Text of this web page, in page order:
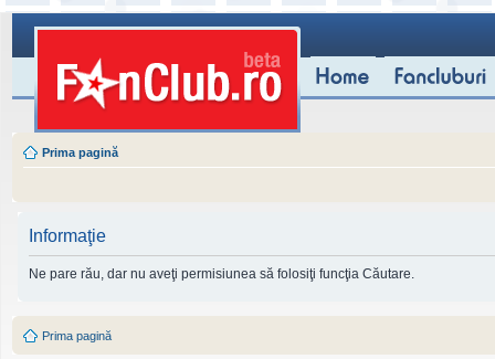
Prima pagină
Informaţie
Ne pare rău, dar nu aveţi permisiunea să folosiţi funcţia Căutare.
Prima pagină